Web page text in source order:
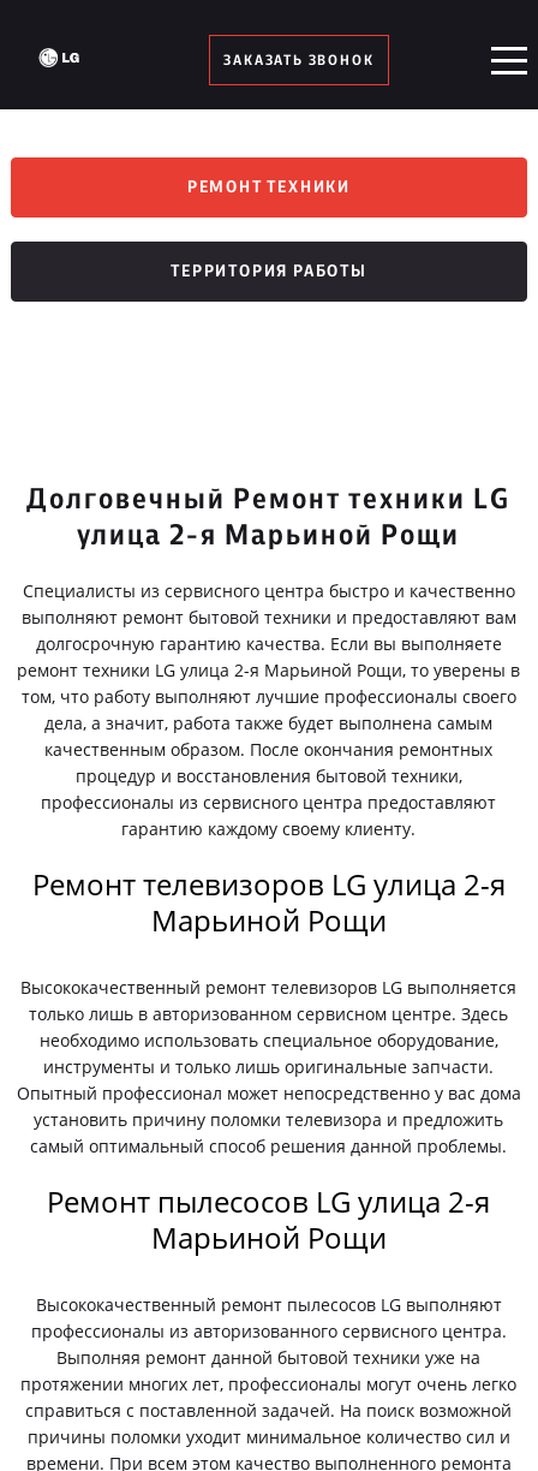
ЗАКАЗАТЬ ЗВОНОК
РЕМОНТ ТЕХНИКИ
ТЕРРИТОРИЯ РАБОТЫ
Долговечный Ремонт техники LG
улица 2-я Марьиной Рощи
Специалисты из сервисного центра быстро и качественно
выполняют ремонт бытовой техники и предоставляют вам
долгосрочную гарантию качества. Если вы выполняете
ремонт техники LG улица 2-я Марьиной Рощи, то уверены в
том, что работу выполняют лучшие профессионалы своего
дела, а значит, работа также будет выполнена самым
качественным образом. После окончания ремонтных
процедур и восстановления бытовой техники,
профессионалы из сервисного центра предоставляют
гарантию каждому своему клиенту.
Ремонт телевизоров LG улица 2-я
Марьиной Рощи
Высококачественный ремонт телевизоров LG выполняется
только лишь в авторизованном сервисном центре. Здесь
необходимо использовать специальное оборудование,
инструменты и только лишь оригинальные запчасти.
Опытный профессионал может непосредственно у вас дома
установить причину поломки телевизора и предложить
самый оптимальный способ решения данной проблемы.
Ремонт пылесосов LG улица 2-я
Марьиной Рощи
Высококачественный ремонт пылесосов LG выполняют
профессионалы из авторизованного сервисного центра.
Выполняя ремонт данной бытовой техники уже на
протяжении многих лет, профессионалы могут очень легко
справиться с поставленной задачей. На поиск возможной
причины поломки уходит минимальное количество сил и
времени. При всем этом качество выполненного ремонта